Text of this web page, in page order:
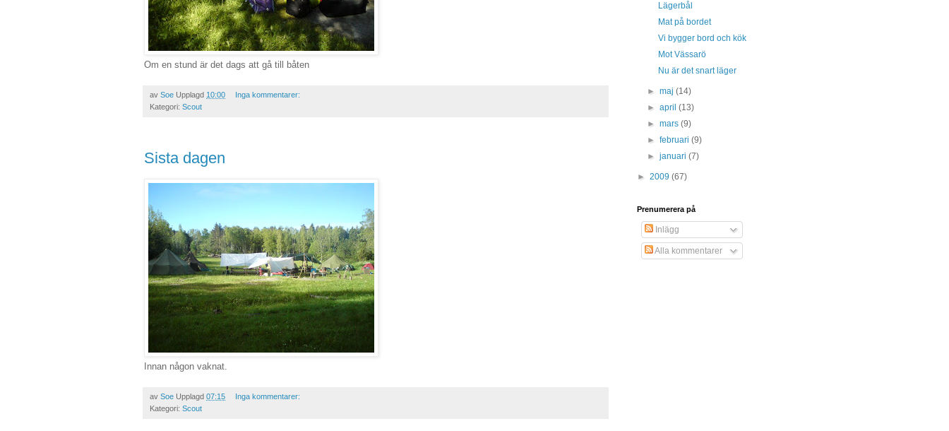
Om en stund är det dags att gå till båten
av Soe Upplagd 10:00
Inga kommentarer:
Kategori: Scout
Sista dagen
Innan någon vaknat.
av Soe Upplagd 07:15
Inga kommentarer:
Kategori: Scout
Lägerbål
Mat på bordet
Vi bygger bord och kök
Mot Vässarö
Nu är det snart läger
►maj(14)
►april(13)
►mars(9)
►februari(9)
►januari(7)
► 2009 (67)
Prenumerera på
Inlägg
Alla kommentarer